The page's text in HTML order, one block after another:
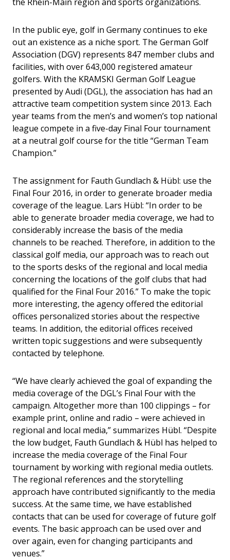
In the public eye, golf in Germany continues to eke
out an existence as a niche sport. The German Golf
Association (DGV) represents 847 member clubs and
facilities, with over 643,000 registered amateur
golfers. With the KRAMSKI German Golf League
presented by Audi (DGL), the association has had an
attractive team competition system since 2013. Each
year teams from the men’s and women’s top national
league compete in a five-day Final Four tournament
at a neutral golf course for the title “German Team
Champion.”
The assignment for Fauth Gundlach & Hübl: use the
Final Four 2016, in order to generate broader media
coverage of the league. Lars Hübl: “In order to be
able to generate broader media coverage, we had to
considerably increase the basis of the media
channels to be reached. Therefore, in addition to the
classical golf media, our approach was to reach out
to the sports desks of the regional and local media
concerning the locations of the golf clubs that had
qualified for the Final Four 2016.” To make the topic
more interesting, the agency offered the editorial
offices personalized stories about the respective
teams. In addition, the editorial offices received
written topic suggestions and were subsequently
contacted by telephone.
“We have clearly achieved the goal of expanding the
media coverage of the DGL’s Final Four with the
campaign. Altogether more than 100 clippings – for
example print, online and radio – were achieved in
regional and local media,” summarizes Hübl. “Despite
the low budget, Fauth Gundlach & Hübl has helped to
increase the media coverage of the Final Four
tournament by working with regional media outlets.
The regional references and the storytelling
approach have contributed significantly to the media
success. At the same time, we have established
contacts that can be used for coverage of future golf
events. The basic approach can be used over and
over again, even for changing participants and
venues.”